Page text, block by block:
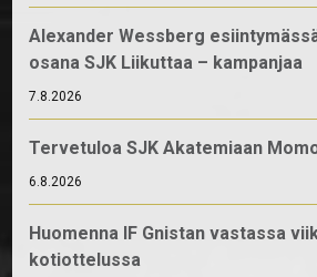
Alexander Wessberg
osana SJK Liikuttaa – kampanjaa
7.8.2026
Tervetuloa SJK Akatemiaan
6.8.2026
Huomenna IF Gnistan vastassa
kotiottelussa